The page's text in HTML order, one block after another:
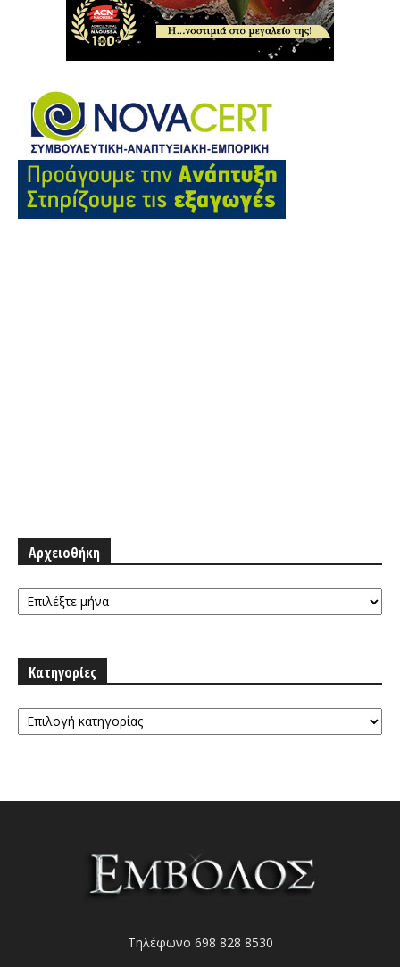
Αρχειοθήκη
Αρχειοθήκη
Κατηγορίες
Κατηγορίες
Τηλέφωνο 698 828 8530